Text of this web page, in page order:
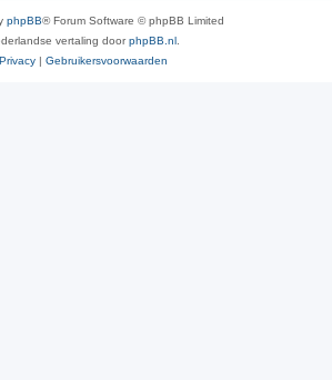
phpBB® Forum Software © phpBB Limited
vertaling doorphpBB.nl
Privacy | Gebruikersvoorwaarden